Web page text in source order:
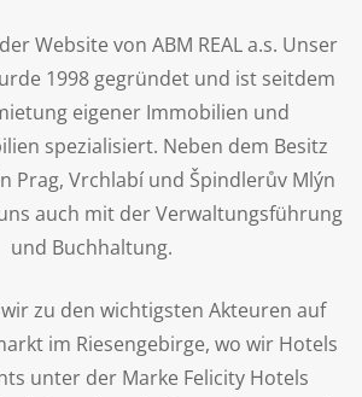
Website von ABM REAL a.s. Unser
1998 gegründet und ist seitdem
eigener Immobilien und
spezialisiert. Neben dem Besitz
Prag, Vrchlabí und Špindlerův Mlýn
auch mit der Verwaltungsführung
und Buchhaltung.
zu den wichtigsten Akteuren auf
im Riesengebirge, wo wir Hotels
unter der Marke Felicity Hotels